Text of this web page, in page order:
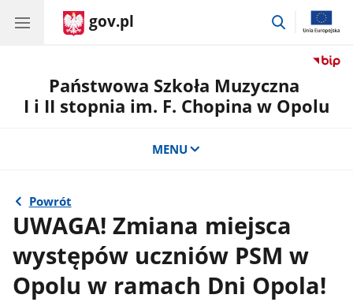
gov.pl
przejdź
Państwowa Szkoła Muzyczna
I i II stopnia im. F. Chopina w Opolu
MENU
Powrót
UWAGA! Zmiana miejsca
występów uczniów PSM w
Opolu w ramach Dni Opola!